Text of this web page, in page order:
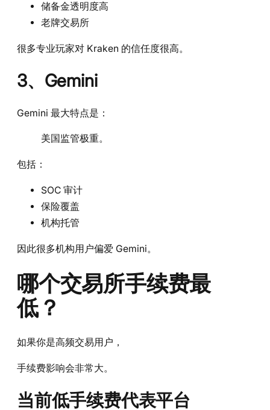
储备金透明度高
老牌交易所
很多专业玩家对 Kraken 的信任度很高。
3、Gemini
Gemini 最大特点是：
美国监管极重。
包括：
SOC 审计
保险覆盖
机构托管
因此很多机构用户偏爱 Gemini。
哪个交易所手续费最
低？
如果你是高频交易用户，
手续费影响会非常大。
当前低手续费代表平台